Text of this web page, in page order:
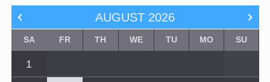
AUGUST 2026
SU
MO
TU
WE
TH
FR
SA
1